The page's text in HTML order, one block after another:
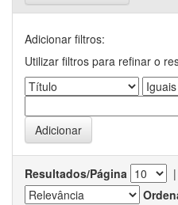
Adicionar filtros:
Utilizar filtros para refinar o
Resultados/Página |